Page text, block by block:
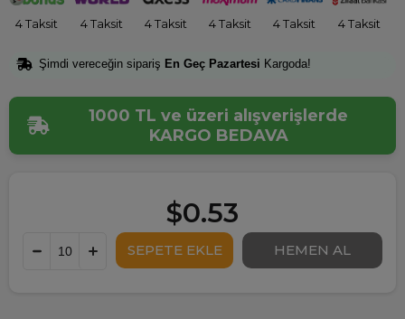
4 Taksit 4 Taksit 4 Taksit 4 Taksit 4 Taksit 4 Taksit
Şimdi vereceğin sipariş En Geç Pazartesi Kargoda!
1000 TL ve üzeri alışverişlerde
KARGO BEDAVA
$0.53